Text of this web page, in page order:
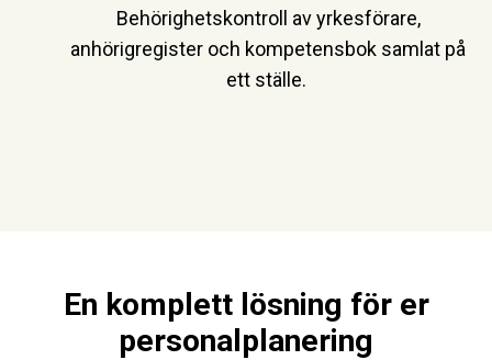
Behörighetskontroll av yrkesförare,
anhörigregister och kompetensbok samlat på
ett ställe.
En komplett lösning för er
personalplanering